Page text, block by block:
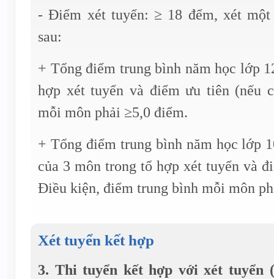
- Điểm xét tuyển: ≥ 18 đểm, xét
sau:
+ Tổng điểm trung bình năm học lớp
hợp xét tuyển và điểm ưu tiên (nếu
mỗi môn phải ≥5,0 điểm.
+ Tổng điểm trung bình năm học lớp
của 3 môn trong tổ hợp xét tuyển và
Điều kiện, điểm trung bình mỗi môn
Xét tuyển kết hợp
3. Thi tuyển kết hợp với xét tuyển